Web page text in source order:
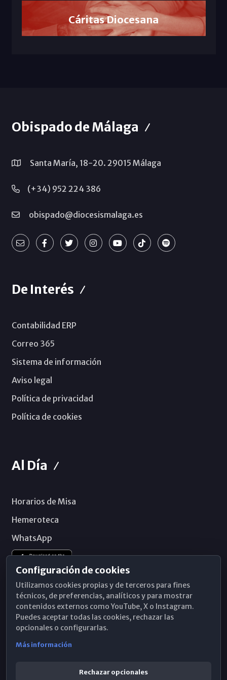
Cáritas Diocesana
Obispado de Málaga
Santa María, 18-20. 29015 Málaga
(+34) 952 224 386
obispado@diocesismalaga.es
De Interés
Contabilidad ERP
Correo 365
Sistema de información
Aviso legal
Política de privacidad
Política de cookies
Al Día
Horarios de Misa
Hemeroteca
WhatsApp
Configuración de cookies
Utilizamos cookies propias y de terceros para fines
técnicos, de preferencias, analíticos y para mostrar
contenidos externos como YouTube, X o Instagram.
Puedes aceptar todas las cookies, rechazar las
opcionales o configurarlas.
Más información
Rechazar opcionales